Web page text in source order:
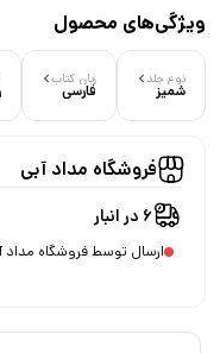
ویژگی‌های محصول
نوع جلد
شمیز
زبان کتاب
فارسی
فروشگاه مداد آبی
6 در انبار
ارسال توسط فروشگاه مداد